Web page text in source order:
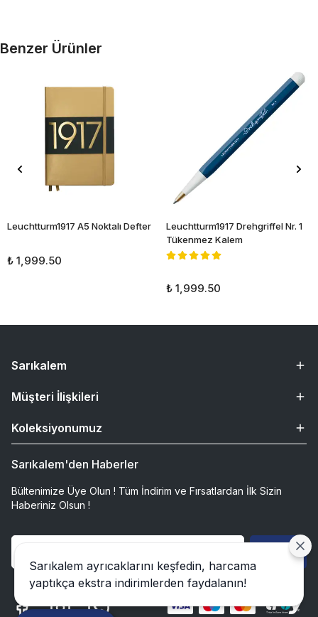
Benzer Ürünler
Leuchtturm1917 A5 Noktalı Defter
₺ 1,999.50
Leuchtturm1917 Drehgriffel Nr. 1
Tükenmez Kalem
₺ 1,999.50
Sarıkalem
Müşteri İlişkileri
Koleksiyonumuz
Sarıkalem'den Haberler
Bültenimize Üye Olun ! Tüm İndirim ve Fırsatlardan İlk Sizin
Haberiniz Olsun !
Gönder
Sarıkalem ayrıcaklarını keşfedin, harcama
yaptıkça ekstra indirimlerden faydalanın!